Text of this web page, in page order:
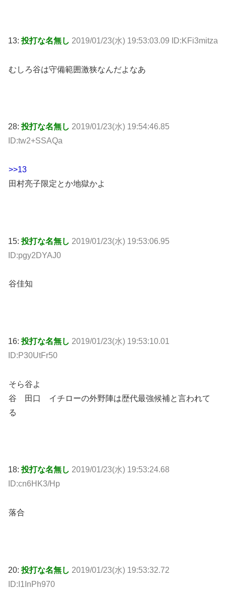
13:投打な名無し 2019/01/23(水) 19:53:03.09 ID:KFi3mitza
むしろ谷は守備範囲激狭なんだよなあ
28:投打な名無し 2019/01/23(水) 19:54:46.85
ID:tw2+SSAQa
>>13
田村亮子限定とか地獄かよ
15:投打な名無し 2019/01/23(水) 19:53:06.95
ID:pgy2DYAJ0
谷佳知
16:投打な名無し 2019/01/23(水) 19:53:10.01
ID:P30UtFr50
そら谷よ
谷 田口 イチローの外野陣は歴代最強候補と言われて
る
18:投打な名無し 2019/01/23(水) 19:53:24.68
ID:cn6HK3/Hp
落合
20:投打な名無し 2019/01/23(水) 19:53:32.72
ID:I1InPh970